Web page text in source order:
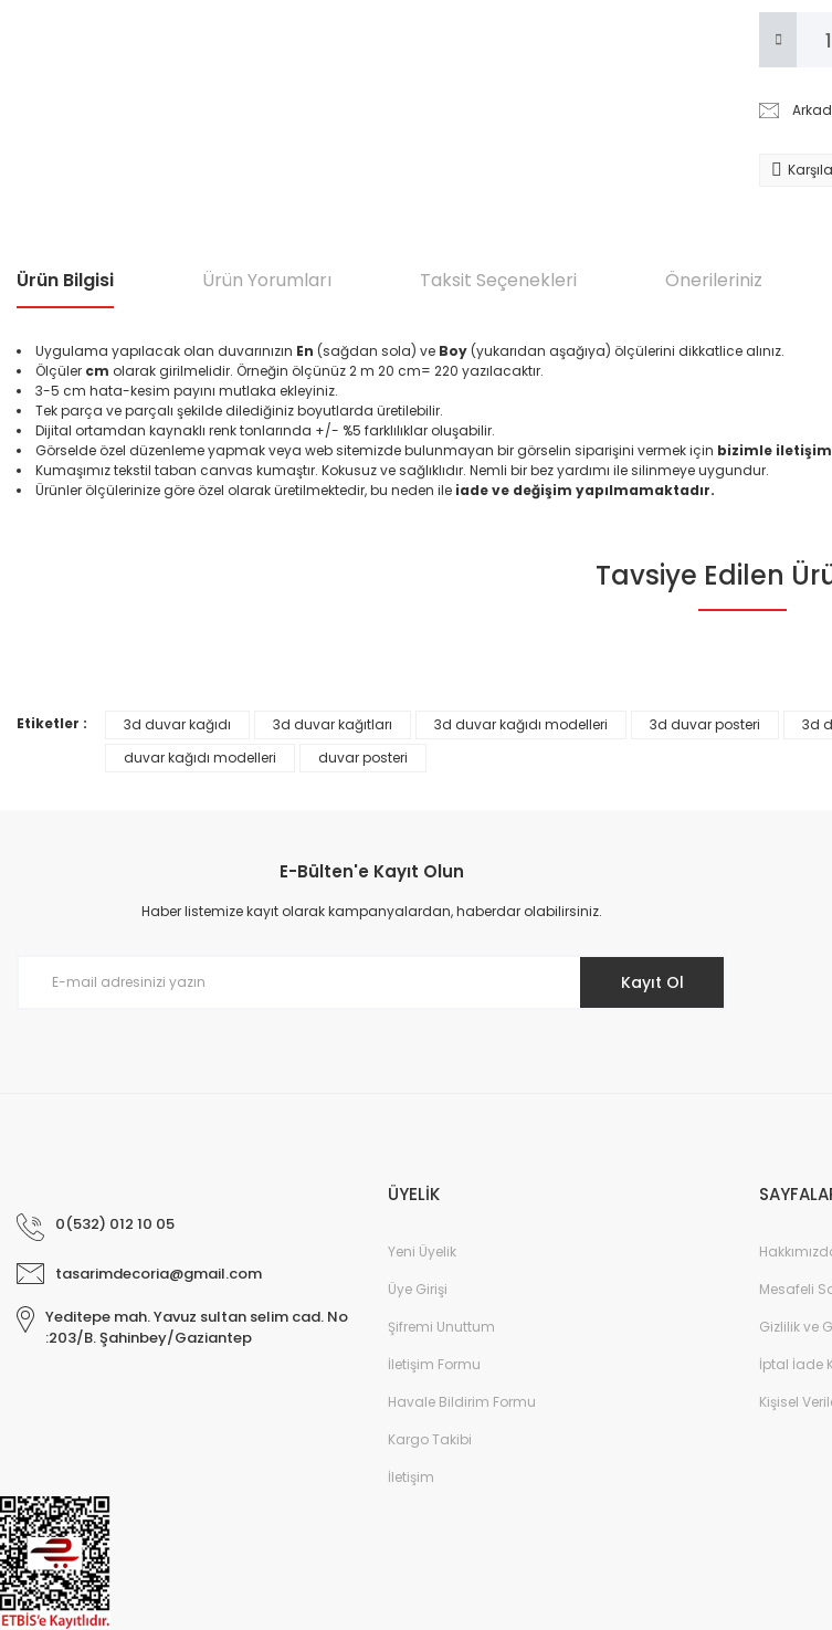
Ürün Bilgisi Ürün Yorumları Taksit Seçenekleri Önerileriniz
Uygulama yapılacak olan duvarınızın En (sağdan sola) ve Boy (yukarıdan aşağıya) ölçülerini dikkatlice alınız.
Ölçüler cm olarak girilmelidir. Örneğin ölçünüz 2 m 20 cm= 220 yazılacaktır.
3-5 cm hata-kesim payını mutlaka ekleyiniz.
Tek parça ve parçalı şekilde dilediğiniz boyutlarda üretilebilir.
Dijital ortamdan kaynaklı renk tonlarında +/- %5 farklılıklar oluşabilir.
Görselde özel düzenleme yapmak veya web sitemizde bulunmayan bir görselin siparişini vermek için bizimle
Kumaşımız tekstil taban canvas kumaştır. Kokusuz ve sağlıklıdır. Nemli bir bez yardımı ile silinmeye uygundur.
Ürünler ölçülerinize göre özel olarak üretilmektedir, bu neden ile iade ve değişim yapılmamaktadır.
Bu ürüne ilk yorumu siz
Bu ürünün fiyat bilgisi, resim, ürün açıklamalarında ve diğer konularda yetersiz gördüğünüz noktaları öneri
Ürün bilgilerinde hatalar bulunuyor.
Tavsiye Edilen
Prime ArtDECO Duvar Kağıdı Tutkalı 500 gr
Etiketler : 3d duvar kağıdı 3d duvar kağıtları 3d duvar kağıdı modelleri 3d duvar posteri 3d
duvar kağıdı modelleri
duvar posteri
E-Bülten'e Kayıt Olun
Haber listemize kayıt olarak kampanyalardan, haberdar olabilirsiniz.
Kayıt Ol
0(532) 012 10 05
tasarimdecoria@gmail.com
Yeditepe mah. Yavuz sultan selim cad. No
:203/B. Şahinbey/Gaziantep
ÜYELİK
Yeni Üyelik
Üye Girişi
Şifremi Unuttum
İletişim Formu
Havale Bildirim Formu
Kargo Takibi
İletişim
Mesafeli
Gizlilik ve
İptal İade
Kişisel